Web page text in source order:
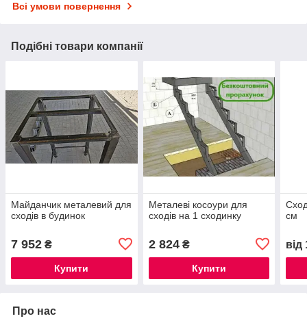
Всі умови повернення
Подібні товари компанії
Майданчик металевий для
сходів в будинок
7 952 ₴
Купити
Металеві косоури для
сходів на 1 сходинку
2 824₴
Купити
см
від
Про нас